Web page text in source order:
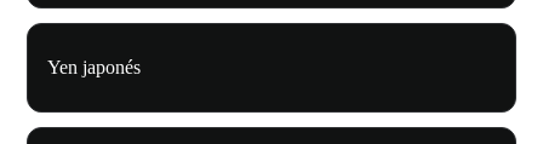
Yen japonés